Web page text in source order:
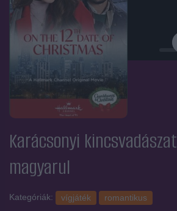
Hirdetés
Karácsonyi kincsvadászat
magyarul
Kategóriák: vígjáték
romantikus